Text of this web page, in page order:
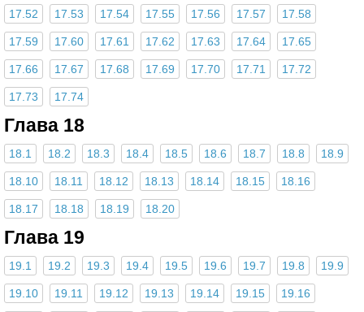
17.52 17.53 17.54 17.55 17.56 17.57 17.58
17.59 17.60 17.61 17.62 17.63 17.64 17.65
17.66 17.67 17.68 17.69 17.70 17.71 17.72
17.73 17.74
Глава 18
18.1 18.2 18.3 18.4 18.5 18.6 18.7 18.8 18.9
18.10 18.11 18.12 18.13 18.14 18.15 18.16
18.17 18.18 18.19 18.20
Глава 19
19.1 19.2 19.3 19.4 19.5 19.6 19.7 19.8 19.9
19.10 19.11 19.12 19.13 19.14 19.15 19.16